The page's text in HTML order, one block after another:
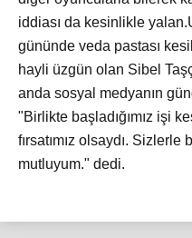
iddiası da kesinlikle
gününde veda pastası
hayli üzgün olan Sibel
anda sosyal medyanın
"Birlikte başladığımız işi
fırsatımız olsaydı.
mutluyum." dedi.